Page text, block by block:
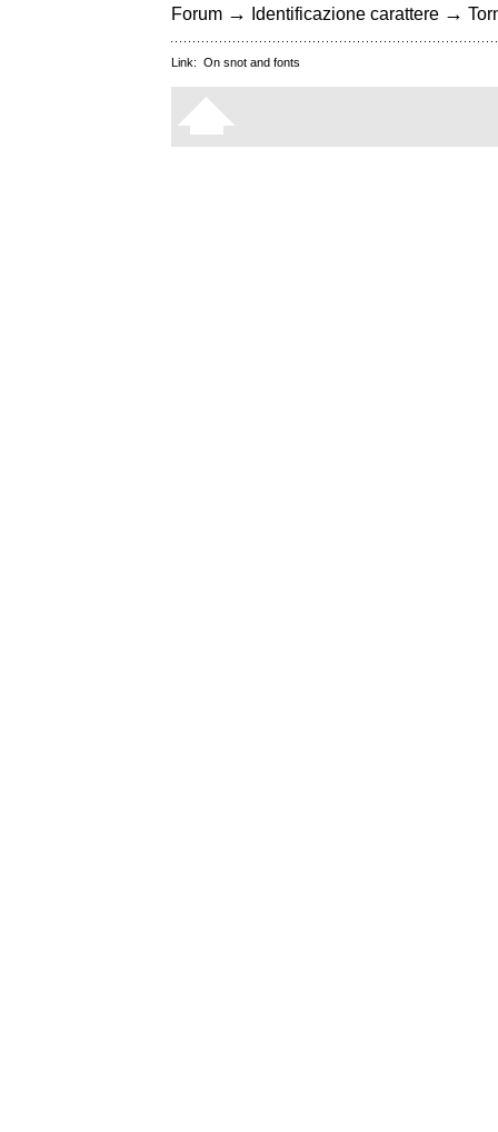
Forum → Identificazione carattere →
Link: On snot and fonts